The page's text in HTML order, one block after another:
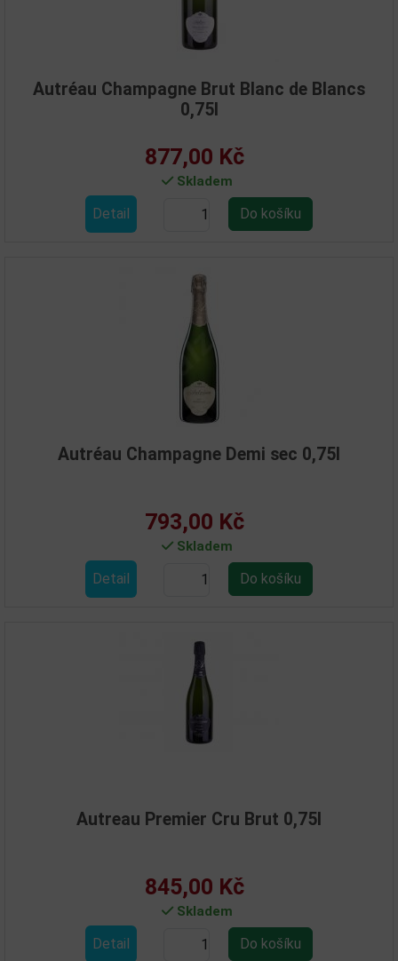
Autréau Champagne Brut Blanc de Blancs
0,75l
877,00 Kč
Skladem
Detail
Autréau Champagne Demi sec 0,75l
793,00 Kč
Skladem
Detail
Autreau Premier Cru Brut 0,75l
845,00 Kč
Skladem
Detail